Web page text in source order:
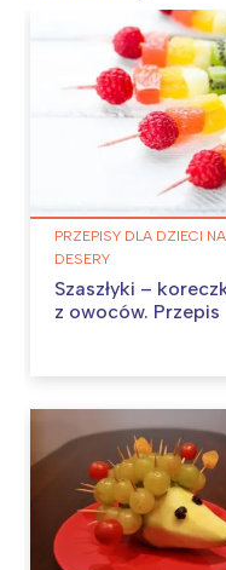
PRZEPISY DLA DZIECI NA
DESERY
Szaszłyki –
z owoców. Przepis